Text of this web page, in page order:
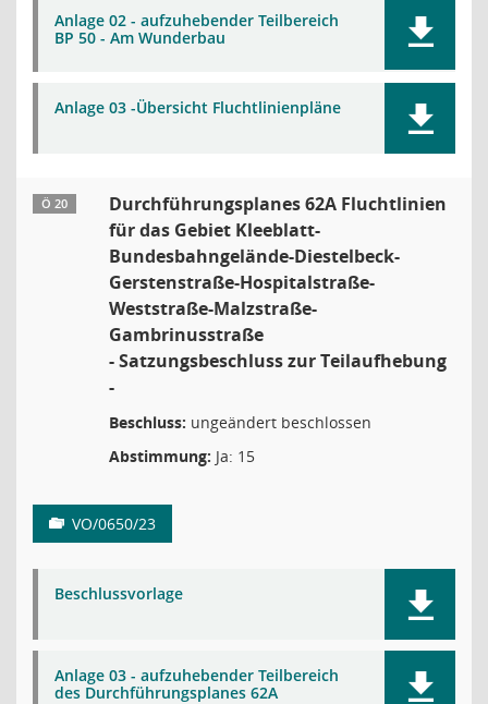
Anlage 02 - aufzuhebender Teilbereich
BP 50 - Am Wunderbau
Anlage 03 -Übersicht Fluchtlinienpläne
Ö 20
Durchführungsplanes 62A Fluchtlinien
für das Gebiet Kleeblatt-
Bundesbahngelände-Diestelbeck-
Gerstenstraße-Hospitalstraße-
Weststraße-Malzstraße-
Gambrinusstraße
- Satzungsbeschluss zur Teilaufhebung
-
Beschluss: ungeändert beschlossen
Abstimmung: Ja: 15
VO/0650/23
Beschlussvorlage
Anlage 03 - aufzuhebender Teilbereich
des Durchführungsplanes 62A